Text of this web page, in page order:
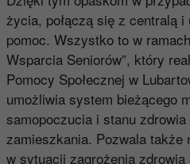
życia, połączą się z centralą
pomoc. Wszystko to w
Wsparcia Seniorów”, który
Pomocy Społecznej w
umożliwia system bieżącego
samopoczucia i stanu
zamieszkania. Pozwala także
w sytuacji zagrożenia